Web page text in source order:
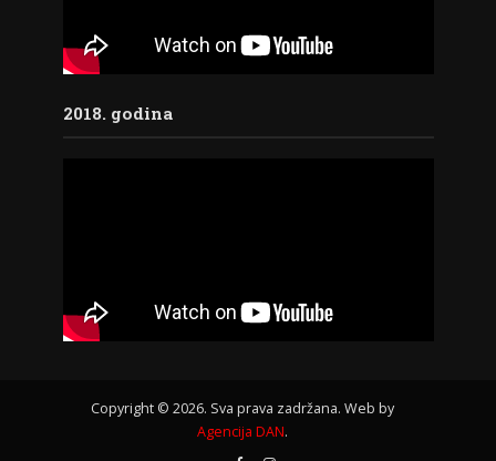
2018. godina
Copyright © 2026. Sva prava zadržana. Web by
Agencija DAN.